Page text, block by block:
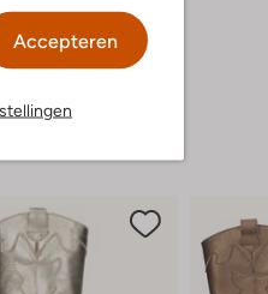
Accepteren